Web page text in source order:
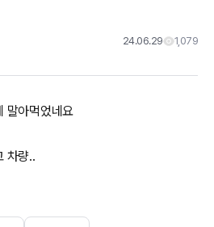
24.06.29 1,079
말아먹었네요
차량..